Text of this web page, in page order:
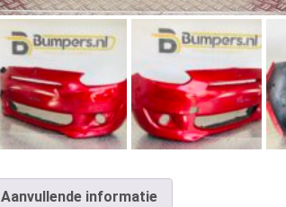
Aanvullende informatie